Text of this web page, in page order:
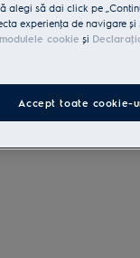
INCLUS
alegi să dai click pe
experienţa de navigare și
cookie și
Accept toate cookie-